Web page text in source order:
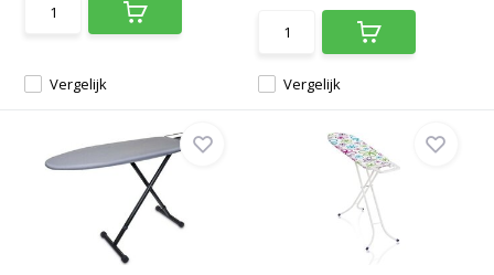
Vergelijk Vergelijk